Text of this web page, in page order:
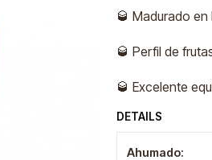
🥃 Madurado
🥃 Perfil de
🥃 Excelente
DETAILS
Ahumado: